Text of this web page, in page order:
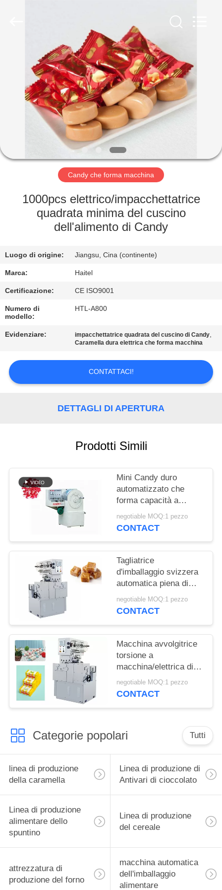
PRODOTTI
CIRCA
GIRO
FABBRICA
CONTROLLO
QUALITÀ
CONTATTICI
RICHIEDA
UNA
MAPPA
POLICY
Candy che forma macchina
1000pcs elettrico/impacchettatrice
quadrata minima del cuscino
dell'alimento di Candy
Luogo di origine: Jiangsu, Cina (continente)
Marca: Haitel
Certificazione: CE ISO9001
Numero di
modello:
HTL-A800
Evidenziare: impacchettatrice quadrata del cuscino di Candy,
Caramella dura elettrica che forma macchina
CONTATTACI!
DETTAGLI DI APERTURA
Prodotti Simili
Mini Candy duro
automatizzato che
forma capacità a
macchina 400-600 kg/h
negotiable MOQ:1 pezzo
CONTACT
Tagliatrice
d'imballaggio svizzera
automatica piena di
Sugus Candy con la
temperatura Constant
negotiable MOQ:1 pezzo
CONTACT
Macchina avvolgitrice
torsione a
macchina/elettrica di
formazione di Candy
della gomma da
negotiable MOQ:1 pezzo
CONTACT
Categorie popolari Tutti
linea di produzione
della caramella
Linea di produzione di
Antivari di cioccolato
Linea di produzione
alimentare dello
spuntino
Linea di produzione
del cereale
attrezzatura di
produzione del forno
macchina automatica
dell'imballaggio
alimentare